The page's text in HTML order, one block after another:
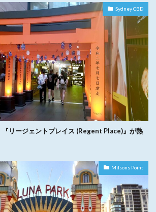
Sydney CBD
『リージェントプレイス (Regent Place)』が熱
Milsons Point